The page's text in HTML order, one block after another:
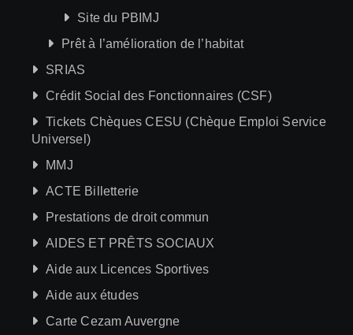
Site du PBIMJ
Prêt à l’amélioration de l’habitat
SRIAS
Crédit Social des Fonctionnaires (CSF)
Tickets Chèques CESU (Chèque Emploi Service
Universel)
MMJ
ACTE Billetterie
Prestations de droit commun
AIDES ET PRÊTS SOCIAUX
Aide aux Licences Sportives
Aide aux études
Carte Cezam Auvergne